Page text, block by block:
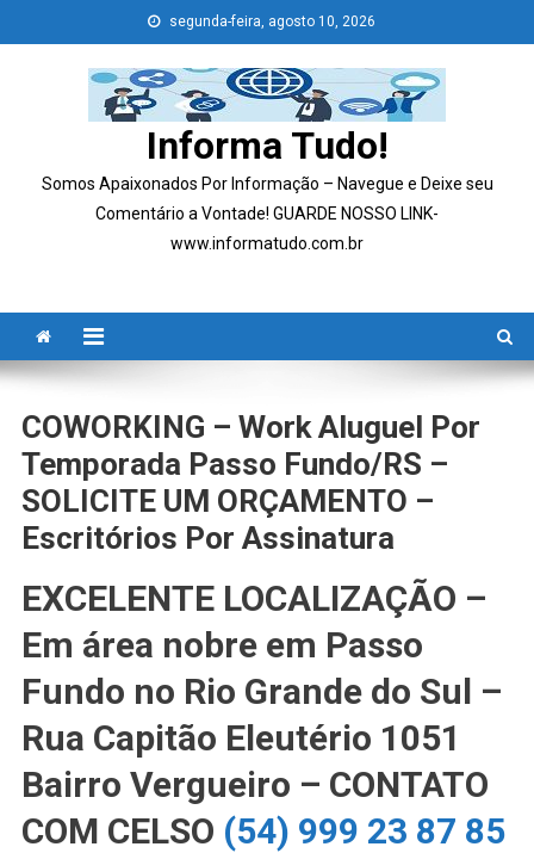
to
segunda-feira, agosto 10, 2026
Informa Tudo!
Somos Apaixonados Por Informação – Navegue e Deixe seu
Comentário a Vontade! GUARDE NOSSO LINK-
www.informatudo.com.br
COWORKING – Work Aluguel Por
Temporada Passo Fundo/RS –
SOLICITE UM ORÇAMENTO –
Escritórios Por Assinatura
EXCELENTE LOCALIZAÇÃO –
Em área nobre em Passo
Fundo no Rio Grande do Sul –
Rua Capitão Eleutério 1051
Bairro Vergueiro – CONTATO
COM CELSO (54) 999 23 87 85